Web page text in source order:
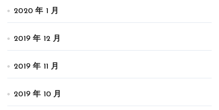
2020 年 1 月
2019 年 12 月
2019 年 11 月
2019 年 10 月